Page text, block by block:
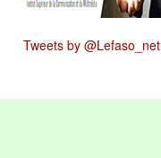
Tweets by @Lefaso_net